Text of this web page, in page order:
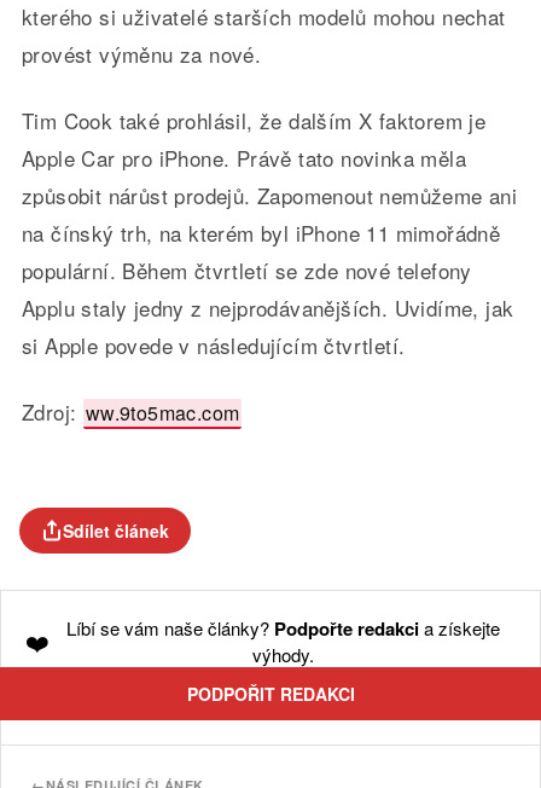
kterého si uživatelé starších modelů mohou nechat
provést výměnu za nové.
Tim Cook také prohlásil, že dalším X faktorem je
Apple Car pro iPhone. Právě tato novinka měla
způsobit nárůst prodejů. Zapomenout nemůžeme ani
na čínský trh, na kterém byl iPhone 11 mimořádně
populární. Během čtvrtletí se zde nové telefony
Applu staly jedny z nejprodávanějších. Uvidíme, jak
si Apple povede v následujícím čtvrtletí.
Zdroj: ww.9to5mac.com
Sdílet článek
❤️ Líbí se vám naše články? Podpořte redakcia získejte
výhody.
PODPOŘIT REDAKCI